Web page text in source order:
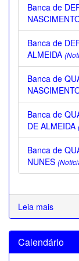
Banca de
Banca de
ALMEIDA
Banca de
Banca de
DE ALMEIDA
Banca de
NUNES
Leia mais
Calendário